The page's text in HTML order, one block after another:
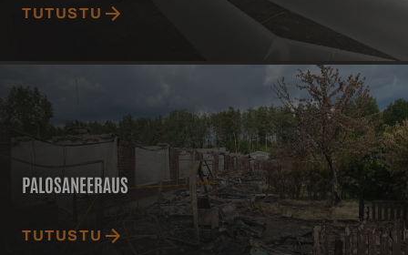
TUTUSTU
PALOSANEERAUS
TUTUSTU